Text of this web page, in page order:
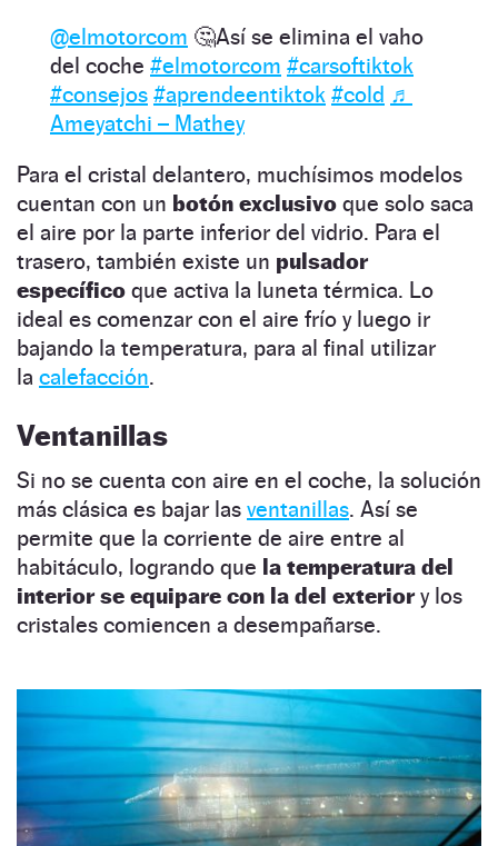
@elmotorcom 🤔Así se elimina el vaho
del coche #elmotorcom #carsoftiktok
#consejos #aprendeentiktok #cold ♬
Ameyatchi – Mathey
Para el cristal delantero, muchísimos modelos
cuentan con un botón exclusivo que solo saca
el aire por la parte inferior del vidrio. Para el
trasero, también existe un pulsador
específico que activa la luneta térmica. Lo
ideal es comenzar con el aire frío y luego ir
bajando la temperatura, para al final utilizar
la calefacción.
Ventanillas
Si no se cuenta con aire en el coche, la solución
más clásica es bajar las ventanillas. Así se
permite que la corriente de aire entre al
habitáculo, logrando que la temperatura del
interior se equipare con la del exteriory los
cristales comiencen a desempañarse.